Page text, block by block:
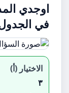
اوجدي
في
الاختيار (أ)
٣